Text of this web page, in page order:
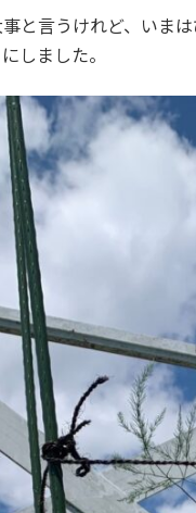
と言うけれど、いま
しました。